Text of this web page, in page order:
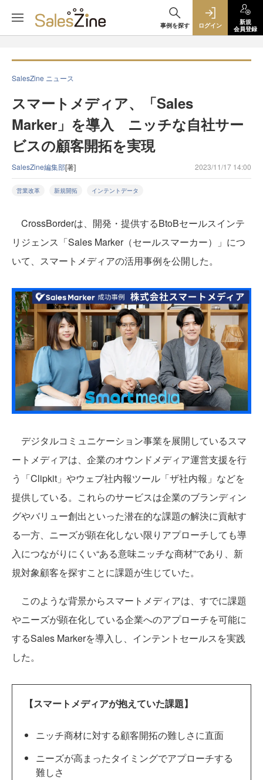
事例を探す ログイン
新規
会員登録
SalesZine ニュース
スマートメディア、「Sales
Marker」を導入 ニッチな自社サー
ビスの顧客開拓を実現
SalesZine編集部[著] 2023/11/17 14:00
営業改革 新規開拓 インテントデータ
CrossBorderは、開発・提供するBtoBセールスインテ
リジェンス「Sales Marker（セールスマーカー）」につ
いて、スマートメディアの活用事例を公開した。
デジタルコミュニケーション事業を展開しているスマ
ートメディアは、企業のオウンドメディア運営支援を行
う「Clipkit」やウェブ社内報ツール「ザ社内報」などを
提供している。これらのサービスは企業のブランディン
グやバリュー創出といった潜在的な課題の解決に貢献す
る一方、ニーズが顕在化しない限りアプローチしても導
入につながりにくい“ある意味ニッチな商材”であり、新
規対象顧客を探すことに課題が生じていた。
このような背景からスマートメディアは、すでに課題
やニーズが顕在化している企業へのアプローチを可能に
するSales Markerを導入し、インテントセールスを実践
した。
【スマートメディアが抱えていた課題】
ニッチ商材に対する顧客開拓の難しさに直面
ニーズが高まったタイミングでアプローチする
難しさ